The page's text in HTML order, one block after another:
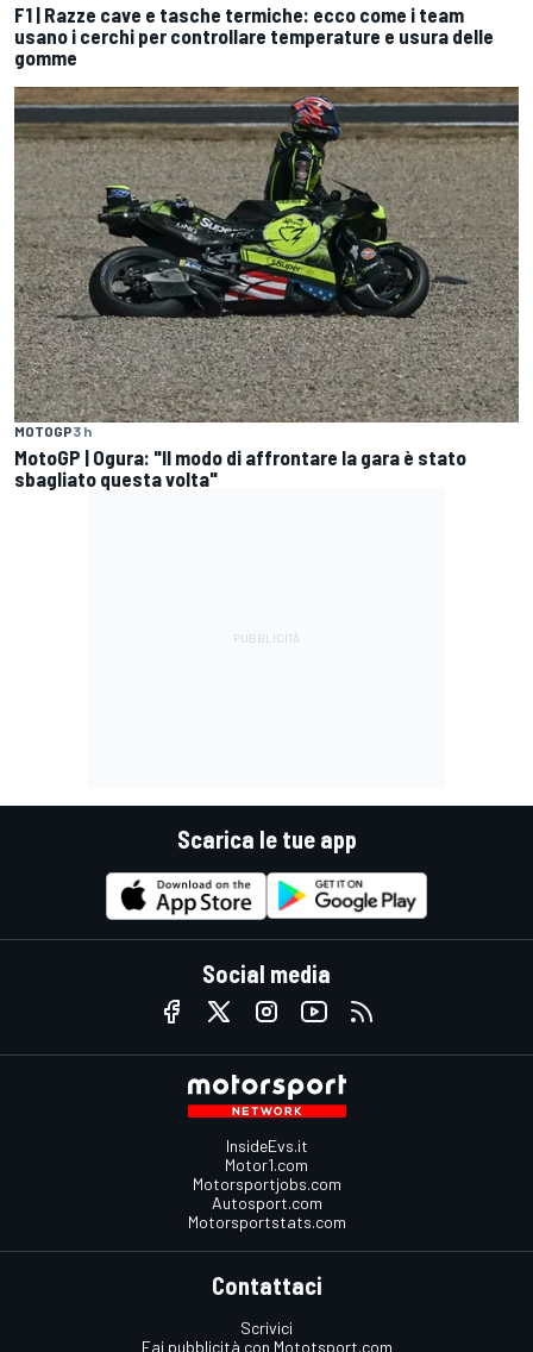
F1 | Razze cave e tasche termiche: ecco come i team
usano i cerchi per controllare temperature e usura delle
gomme
MOTOGP3 h
MotoGP | Ogura: "Il modo di affrontare la gara è stato
sbagliato questa volta"
Scarica le tue app
Social media
InsideEvs.it
Motor1.com
Motorsportjobs.com
Autosport.com
Motorsportstats.com
Contattaci
Scrivici
Fai pubblicità con Mototsport.com